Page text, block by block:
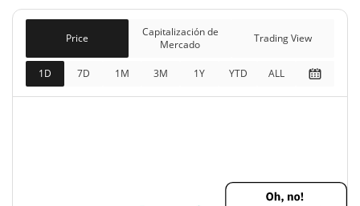
Capitalización de
$8054,77
Capitalización de
mercado
$8054,77
1.90%
$0,0000082091994 /
$0,0000082240615
Price
Capitalización de
Mercado
Trading View
1D 7D 1M 3M 1Y YTD ALL